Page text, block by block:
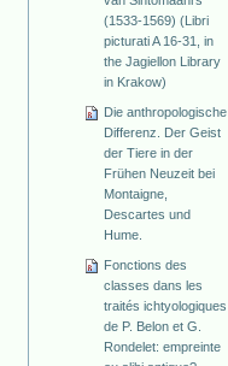
(1533-1569) (Libri
picturati A 16-31, in
the Jagiellon Library
in Krakow)
Die anthropologische
Differenz. Der Geist
der Tiere in der
Frühen Neuzeit bei
Montaigne,
Descartes und
Hume.
Fonctions des
classes dans les
traités ichtyologiques
de P. Belon et G.
Rondelet: empreinte